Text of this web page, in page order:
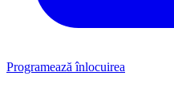
Programează înlocuirea